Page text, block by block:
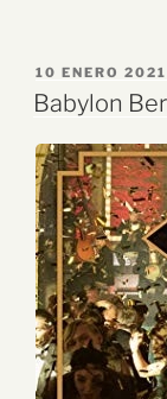
10 ENERO 2021
Babylon